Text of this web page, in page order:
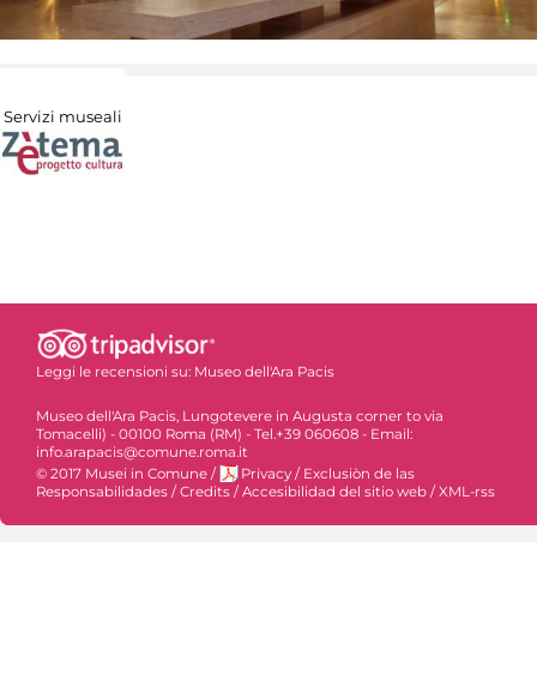
Servizi museali
Leggi le recensioni su: Museo dell'Ara Pacis
Museo dell'Ara Pacis, Lungotevere in Augusta corner to via
Tomacelli) - 00100 Roma (RM) - Tel.+39 060608 - Email:
info.arapacis@comune.roma.it
© 2017 Musei in Comune / Privacy / Exclusiòn de las
Responsabilidades / Credits / Accesibilidad del sitio web / XML-rss